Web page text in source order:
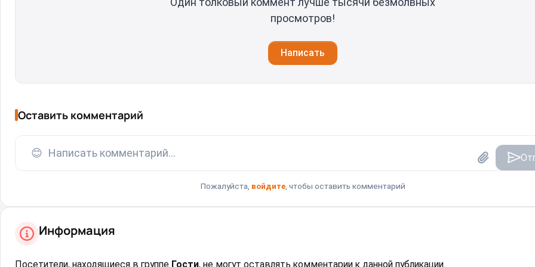
просмотров!
Написать
Оставить комментарий
😊 Написать комментарий...
Пожалуйста, войдите, чтобы оставить комментарий
Информация
Посетители, находящиеся в группе Гости, не могут оставлять комментарии к данной публикации.